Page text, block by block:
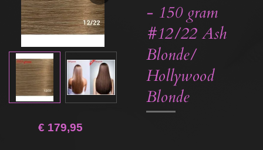
- 150 gram
#12/22 Ash
Blonde/
Hollywood
Blonde
€ 179,95